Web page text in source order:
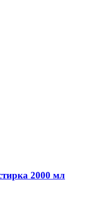
2000 мл